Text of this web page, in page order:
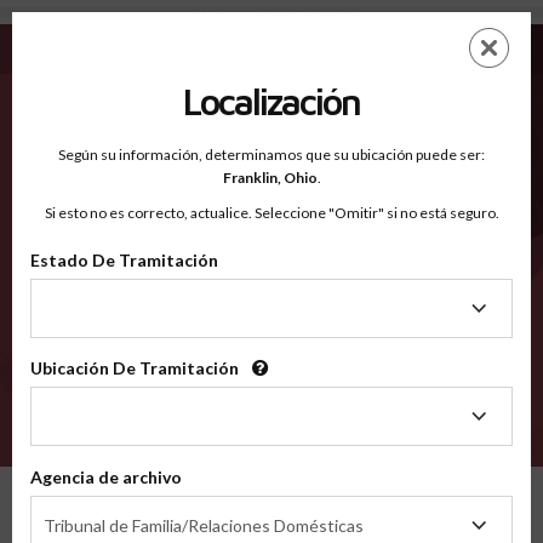
Red River TX - Condados Reconocidos
EN
Condados Reconocidos
2600
Localización
Según su información, determinamos que su ubicación puede ser:
Franklin, Ohio.
Si esto no es correcto, actualice. Seleccione "Omitir" si no está seguro.
Estado De Tramitación
Tramitación
Ubicación De Tramitación
Tramitación
Agencia de archivo
Tribunal de Familia/Relaciones Domésticas
de